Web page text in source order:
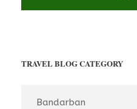
TRAVEL BLOG CATEGORY
Bandarban